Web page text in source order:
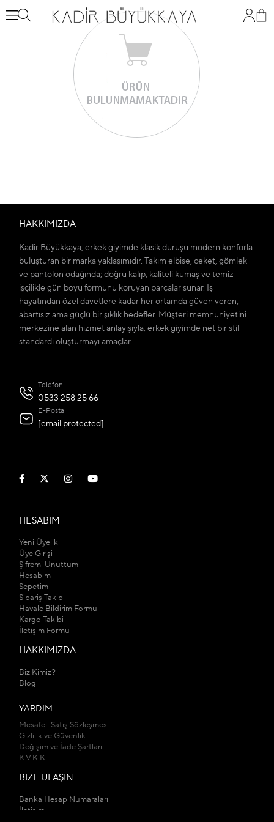
HAKKIMIZDA
Kadir Büyükkaya, erkek giyimde klasik duruşu modern konforla
buluşturan bir marka yaklaşımıdır. Takım elbise, ceket, gömlek
ve pantolon odağında; doğru kalıp, kaliteli kumaş ve temiz
işçilikle gün boyu formunu koruyan parçalar sunar. İş
hayatından özel davetlere kadar her ortamda güven veren,
abartısız ama güçlü bir şıklık hedefler. Müşteri memnuniyetini
merkezine alan hizmet anlayışıyla, erkek giyimde net bir stil
standardı oluşturmayı amaçlar.
Telefon
0533 258 25 66
E-Posta
[email protected]
HESABIM
Yeni Üyelik
Üye Girişi
Şifremi Unuttum
Hesabım
Sepetim
Sipariş Takip
Havale Bildirim Formu
Kargo Takibi
İletişim Formu
HAKKIMIZDA
Biz Kimiz?
Blog
YARDIM
Mesafeli Satış Sözleşmesi
Gizlilik ve Güvenlik
Değişim ve İade Şartları
K.V.K.K.
BİZE ULAŞIN
Banka Hesap Numaraları
İletişim